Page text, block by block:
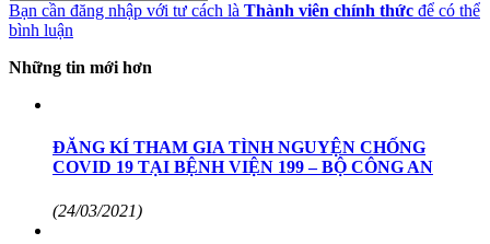
Bạn cần đăng nhập với tư cách là Thành viên chính thức để có thể
bình luận
Những tin mới hơn
ĐĂNG KÍ THAM GIA TÌNH NGUYỆN CHỐNG
COVID 19 TẠI BỆNH VIỆN 199 – BỘ CÔNG AN
(24/03/2021)